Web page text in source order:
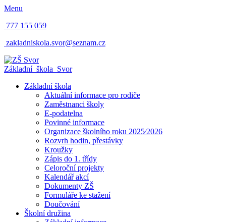
Menu
777 155 059
zakladniskola.svor@seznam.cz
Základní škola Svor
Základní škola
Aktuální informace pro rodiče
Zaměstnanci školy
E-podatelna
Povinné informace
Organizace školního roku 2025⁄2026
Rozvrh hodin, přestávky
Kroužky
Zápis do 1. třídy
Celoroční projekty
Kalendář akcí
Dokumenty ZŠ
Formuláře ke stažení
Doučování
Školní družina